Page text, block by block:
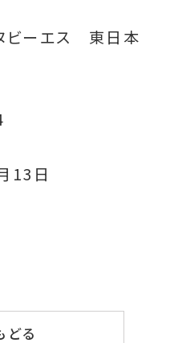
ビーエス 東日本
13日
どる